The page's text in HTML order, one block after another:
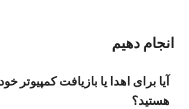
انجام دهیم
آیا برای اهدا یا بازیافت کمپیوتر
هستید؟